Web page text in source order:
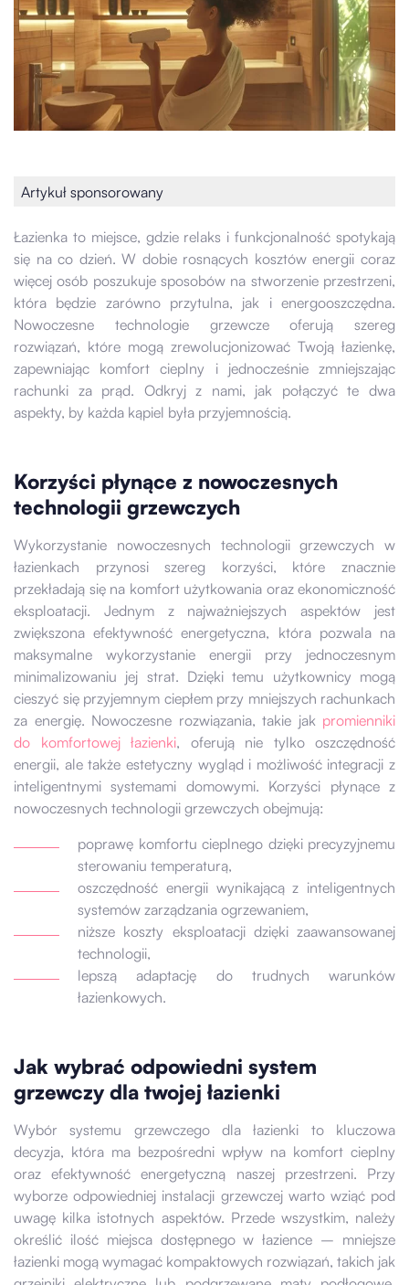
Artykuł sponsorowany
Łazienka to miejsce, gdzie relaks i funkcjonalność spotykają
się na co dzień. W dobie rosnących kosztów energii coraz
więcej osób poszukuje sposobów na stworzenie przestrzeni,
która będzie zarówno przytulna, jak i energooszczędna.
Nowoczesne technologie grzewcze oferują szereg
rozwiązań, które mogą zrewolucjonizować Twoją łazienkę,
zapewniając komfort cieplny i jednocześnie zmniejszając
rachunki za prąd. Odkryj z nami, jak połączyć te dwa
aspekty, by każda kąpiel była przyjemnością.
Korzyści płynące z nowoczesnych
technologii grzewczych
Wykorzystanie nowoczesnych technologii grzewczych w
łazienkach przynosi szereg korzyści, które znacznie
przekładają się na komfort użytkowania oraz ekonomiczność
eksploatacji. Jednym z najważniejszych aspektów jest
zwiększona efektywność energetyczna, która pozwala na
maksymalne wykorzystanie energii przy jednoczesnym
minimalizowaniu jej strat. Dzięki temu użytkownicy mogą
cieszyć się przyjemnym ciepłem przy mniejszych rachunkach
za energię. Nowoczesne rozwiązania, takie jak promienniki
do komfortowej łazienki, oferują nie tylko oszczędność
energii, ale także estetyczny wygląd i możliwość integracji z
inteligentnymi systemami domowymi. Korzyści płynące z
nowoczesnych technologii grzewczych obejmują:
poprawę komfortu cieplnego dzięki precyzyjnemu
sterowaniu temperaturą,
oszczędność energii wynikającą z inteligentnych
systemów zarządzania ogrzewaniem,
niższe koszty eksploatacji dzięki zaawansowanej
technologii,
lepszą adaptację do trudnych warunków
łazienkowych.
Jak wybrać odpowiedni system
grzewczy dla twojej łazienki
Wybór systemu grzewczego dla łazienki to kluczowa
decyzja, która ma bezpośredni wpływ na komfort cieplny
oraz efektywność energetyczną naszej przestrzeni. Przy
wyborze odpowiedniej instalacji grzewczej warto wziąć pod
uwagę kilka istotnych aspektów. Przede wszystkim, należy
określić ilość miejsca dostępnego w łazience – mniejsze
łazienki mogą wymagać kompaktowych rozwiązań, takich jak